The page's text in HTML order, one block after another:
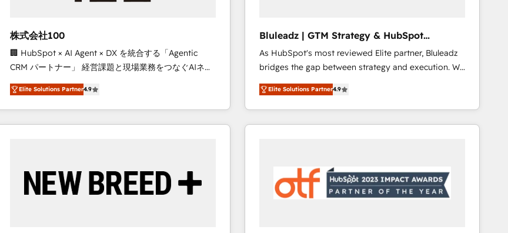
株式会社100
🏢 HubSpot × AI Agent × DX を統合する「Agentic
CRM パートナー」 経営課題と現場業務をつなぐAIネイ
ティブ・エージェンシーとして、HubSpot Eliteの実装
力で顧客フロント業務を再設計します。 💡 100inc は何
をする会社か？ HubSpotを共通基盤に、AIエージェン
トを組み込んだ顧客フロント業務（マーケティング・営
を、CRMを軸とした全社共通基盤に再構築します。意
思決定者・PMO・現場担当者に並走します。 1️⃣
Elite Solutions Partner4.9
Bluleadz | GTM Strategy & HubSpot
Implementation
As HubSpot's most reviewed Elite partner, Bluleadz
bridges the gap between strategy and execution. We
don't just "set up tools" — we install the GTM
Operating System (GTM OS) to align your leadership
and engineer a portal that drives predictable
revenue velocity. 🚀 GTM Strategy & Alignment
"accelerating a mess." ⚙️ Elite Engineering & AI
Scalable Architecture: Zero-technical-debt setup
across all Hubs, validated by our 7 HubSpot
Elite Solutions Partner4.9